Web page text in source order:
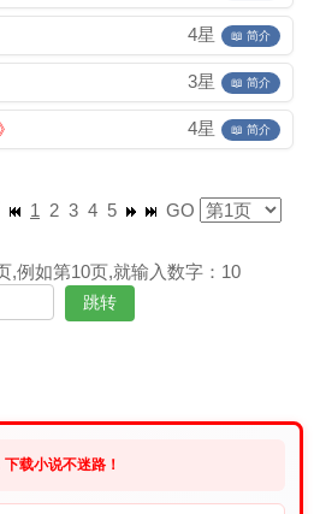
4星 📖 简介
3星 📖 简介
4星 📖 简介
1 2 3 4 5 GO
,例如第10页,就输入数字：10
载小说不迷路！